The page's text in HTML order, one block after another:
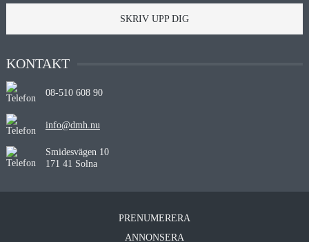
SKRIV UPP DIG
KONTAKT
08-510 608 90
info@dmh.nu
Smidesvägen 10
171 41 Solna
PRENUMERERA
ANNONSERA